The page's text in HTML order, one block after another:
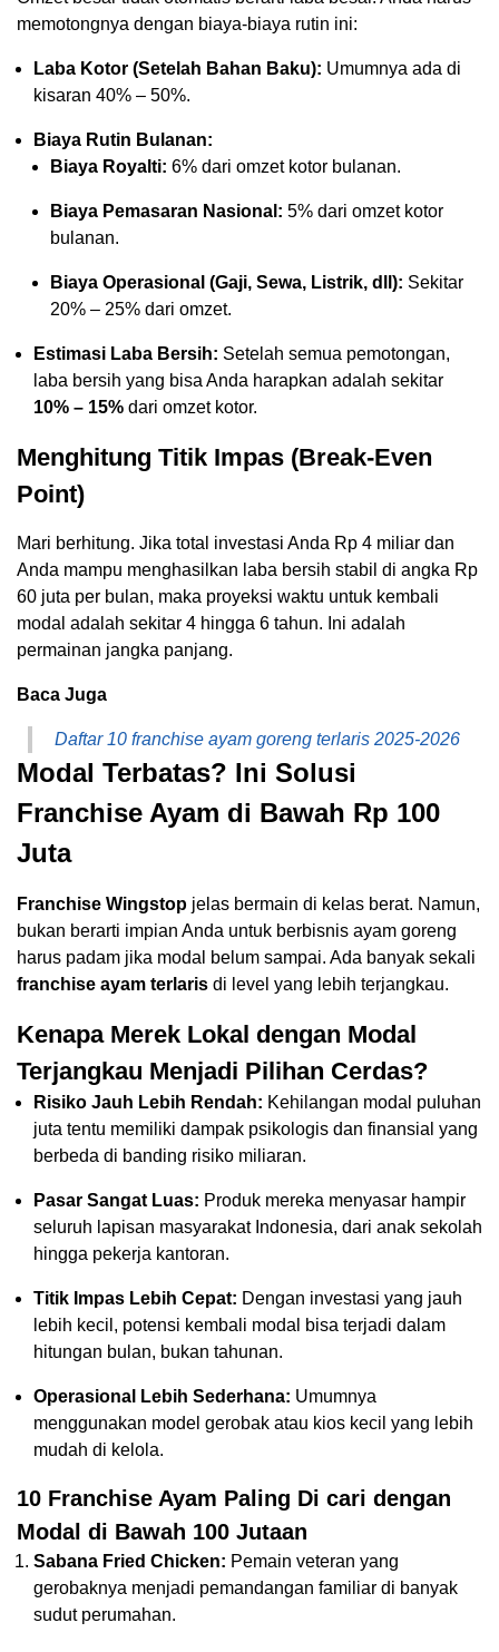
memotongnya dengan biaya-biaya rutin ini:
Laba Kotor (Setelah Bahan Baku): Umumnya ada di
kisaran 40% – 50%.
Biaya Rutin Bulanan:
Biaya Royalti: 6% dari omzet kotor bulanan.
Biaya Pemasaran Nasional: 5% dari omzet kotor
bulanan.
Biaya Operasional (Gaji, Sewa, Listrik, dll): Sekitar
20% – 25% dari omzet.
Estimasi Laba Bersih: Setelah semua pemotongan,
laba bersih yang bisa Anda harapkan adalah sekitar
10% – 15% dari omzet kotor.
Menghitung Titik Impas (Break-Even
Point)
Mari berhitung. Jika total investasi Anda Rp 4 miliar dan
Anda mampu menghasilkan laba bersih stabil di angka Rp
60 juta per bulan, maka proyeksi waktu untuk kembali
modal adalah sekitar 4 hingga 6 tahun. Ini adalah
permainan jangka panjang.
Baca Juga
Daftar 10 franchise ayam goreng terlaris 2025-2026
Modal Terbatas? Ini Solusi
Franchise Ayam di Bawah Rp 100
Juta
Franchise Wingstop jelas bermain di kelas berat. Namun,
bukan berarti impian Anda untuk berbisnis ayam goreng
harus padam jika modal belum sampai. Ada banyak sekali
franchise ayam terlaris di level yang lebih terjangkau.
Kenapa Merek Lokal dengan Modal
Terjangkau Menjadi Pilihan Cerdas?
Risiko Jauh Lebih Rendah: Kehilangan modal puluhan
juta tentu memiliki dampak psikologis dan finansial yang
berbeda di banding risiko miliaran.
Pasar Sangat Luas: Produk mereka menyasar hampir
seluruh lapisan masyarakat Indonesia, dari anak sekolah
hingga pekerja kantoran.
Titik Impas Lebih Cepat: Dengan investasi yang jauh
lebih kecil, potensi kembali modal bisa terjadi dalam
hitungan bulan, bukan tahunan.
Operasional Lebih Sederhana: Umumnya
menggunakan model gerobak atau kios kecil yang lebih
mudah di kelola.
10 Franchise Ayam Paling Di cari dengan
Modal di Bawah 100 Jutaan
Sabana Fried Chicken: Pemain veteran yang
gerobaknya menjadi pemandangan familiar di banyak
sudut perumahan.